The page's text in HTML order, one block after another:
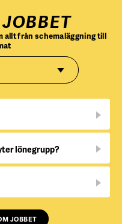
allt från schemaläggning till
lönegrupp?
JOBBET